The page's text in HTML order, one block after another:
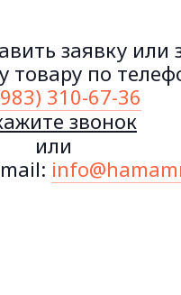
заявку или
товару по
310-67-36
звонок
или